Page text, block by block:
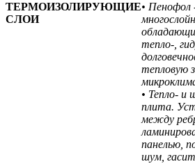
ТЕРМОИЗОЛИРУЮЩИЕ
СЛОИ
• Пенофол
тепло-,
тепловую
• Тепло- и
плита.
между
панелью,
шум,